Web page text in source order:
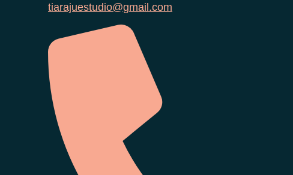
tiarajuestudio@gmail.com